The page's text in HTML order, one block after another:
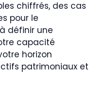
chiffrés, des cas
pour le
définir une
capacité
horizon
patrimoniaux et